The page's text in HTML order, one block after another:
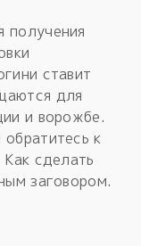
ставит
для
и ворожбе.
к
сделать
заговором.